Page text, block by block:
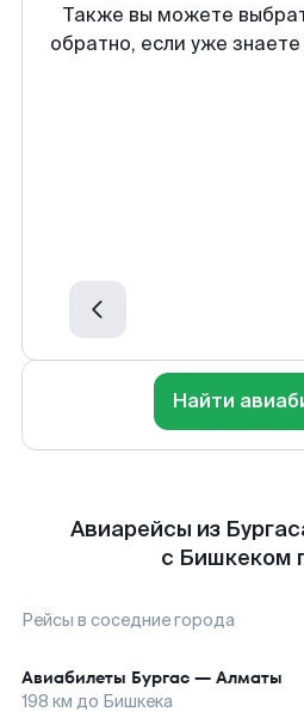
Также вы можете
обратно, если уже
Найти
Авиарейсы из
с Бишкеком
Рейсы в соседние города
Авиабилеты Бургас — Алматы
198 км до Бишкека